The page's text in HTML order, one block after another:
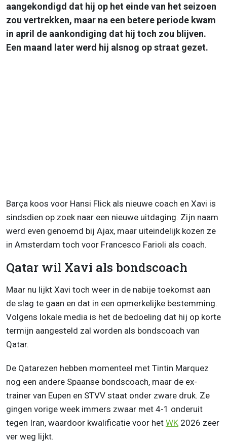
aangekondigd dat hij op het einde van het seizoen
zou vertrekken, maar na een betere periode kwam
in april de aankondiging dat hij toch zou blijven.
Een maand later werd hij alsnog op straat gezet.
Barça koos voor Hansi Flick als nieuwe coach en Xavi is
sindsdien op zoek naar een nieuwe uitdaging. Zijn naam
werd even genoemd bij Ajax, maar uiteindelijk kozen ze
in Amsterdam toch voor Francesco Farioli als coach.
Qatar wil Xavi als bondscoach
Maar nu lijkt Xavi toch weer in de nabije toekomst aan
de slag te gaan en dat in een opmerkelijke bestemming.
Volgens lokale media is het de bedoeling dat hij op korte
termijn aangesteld zal worden als bondscoach van
Qatar.
De Qatarezen hebben momenteel met Tintin Marquez
nog een andere Spaanse bondscoach, maar de ex-
trainer van Eupen en STVV staat onder zware druk. Ze
gingen vorige week immers zwaar met 4-1 onderuit
tegen Iran, waardoor kwalificatie voor het WK 2026 zeer
ver weg lijkt.